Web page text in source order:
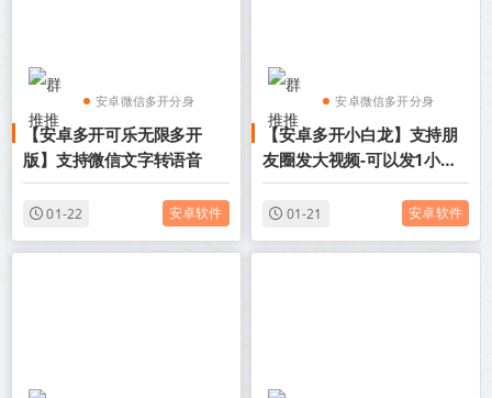
安卓微信多开分身
安卓分身软件
【安卓多开可乐无限多开
版】支持微信文字转语音
01-22 安卓软件
安卓微信多开分身
安卓分身软件
【安卓多开小白龙】支持朋
友圈发大视频-可以发1小时
视频
01-21 安卓软件